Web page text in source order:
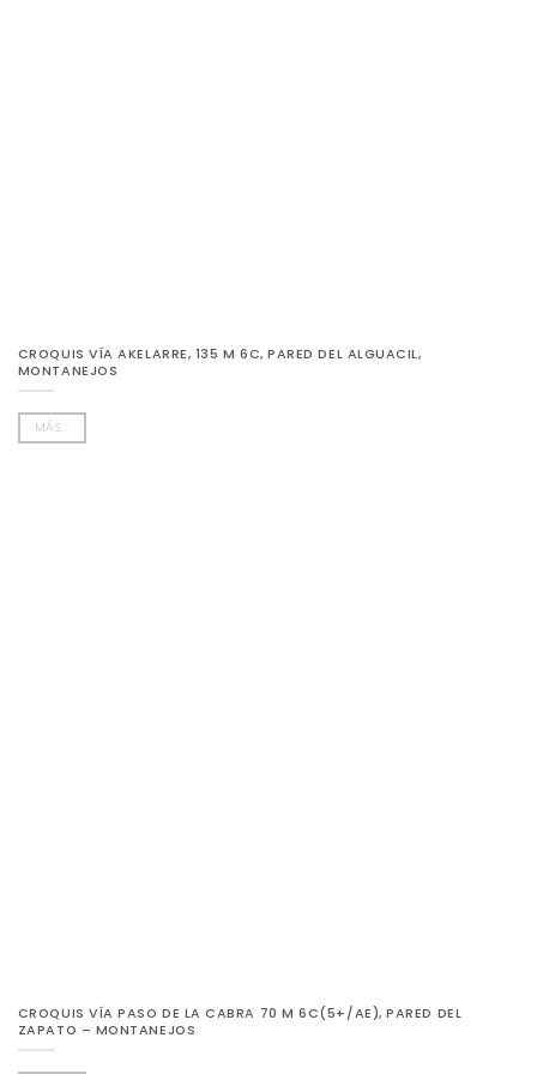
CROQUIS VÍA AKELARRE, 135 M 6C, PARED DEL ALGUACIL,
MONTANEJOS
MÁS...
CROQUIS VÍA PASO DE LA CABRA 70 M 6C(5+/AE), PARED DEL
ZAPATO – MONTANEJOS